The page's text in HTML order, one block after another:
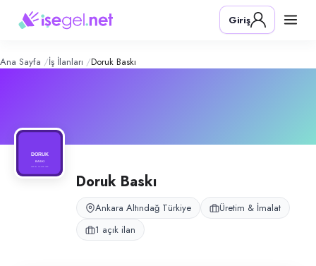
Baskı– Şirket Profili
Konum:
Doruk Baskı, Ankara Altındağ’da tablo üretimi ve ürün hazırlık
Giriş
Ana Sayfa İş İlanları Doruk Baskı
Doruk Baskı
Ankara Altındağ Türkiye
Üretim & İmalat
1 açık ilan